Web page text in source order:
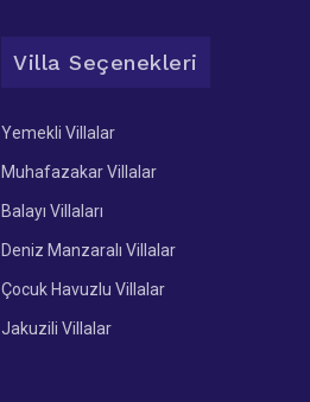
Villa Seçenekleri
Yemekli Villalar
Muhafazakar Villalar
Balayı Villaları
Deniz Manzaralı Villalar
Çocuk Havuzlu Villalar
Jakuzili Villalar